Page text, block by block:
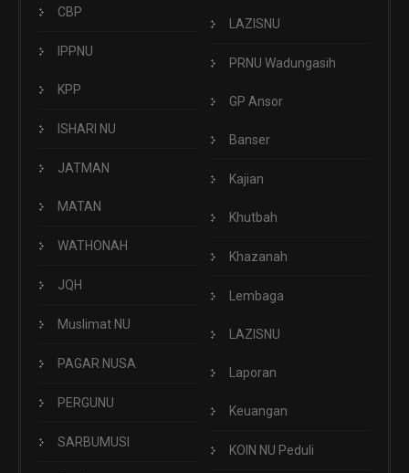
CBP
IPPNU
KPP
ISHARI NU
JATMAN
MATAN
WATHONAH
JQH
Muslimat NU
PAGAR NUSA
PERGUNU
SARBUMUSI
LAZISNU
PRNU Wadungasih
GP Ansor
Banser
Kajian
Khutbah
Khazanah
Lembaga
LAZISNU
Laporan
Keuangan
KOIN NU Peduli